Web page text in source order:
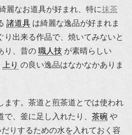
麗なお道具が好まれ、特に抹茶
諸道具 は綺麗な逸品が好まれま
り出来る作品で、焼いてみないと
り、昔の 職人技 が素晴らしい
上り の良い逸品はなかなかありま
ます。茶道と煎茶道とでは使われ
、釜に足し入れたり、 茶碗 や
りするための水を入れておく容